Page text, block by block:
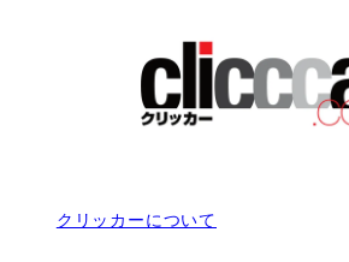
クリッカーについて